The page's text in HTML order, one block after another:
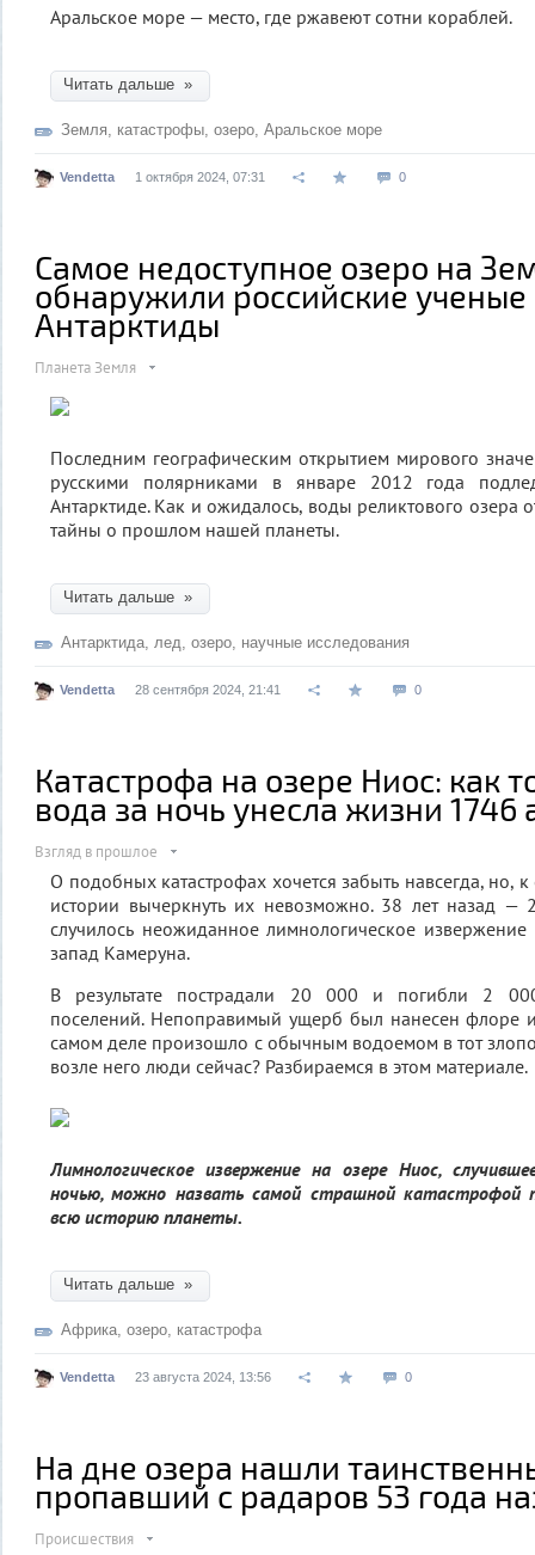
Аральское море — место, где ржавеют сотни кораблей.
Читать дальше »
Земля, катастрофы, озеро, Аральское море
Vendetta 1 октября 2024, 07:31 0
Самое недоступное озеро на
обнаружили российские
Антарктиды
Планета Земля
Последним географическим открытием мирового
русскими полярниками в январе 2012 года
Антарктиде. Как и ожидалось, воды реликтового озера
тайны о прошлом нашей планеты.
Читать дальше »
Антарктида, лед, озеро, научные исследования
Vendetta 28 сентября 2024, 21:41 0
Катастрофа на озере Ниос: как
вода за ночь унесла жизни
Взгляд в прошлое
О подобных катастрофах хочется забыть навсегда, но,
истории вычеркнуть их невозможно. 38 лет назад —
случилось неожиданное лимнологическое
запад Камеруна.
В результате пострадали 20 000 и погибли 2
поселений. Непоправимый ущерб был нанесен флоре
самом деле произошло с обычным водоемом в тот
возле него люди сейчас? Разбираемся в этом материале.
Лимнологическое извержение на озере Ниос,
ночью, можно назвать самой страшной катастрофой
всю историю планеты.
Читать дальше »
Африка, озеро, катастрофа
Vendetta 23 августа 2024, 13:56 0
На дне озера нашли
пропавший с радаров 53 года
Происшествия